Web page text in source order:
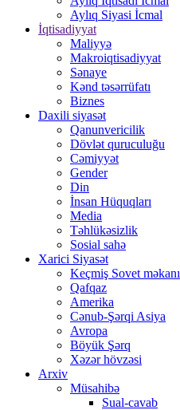
Aylıq Siyasi İcmal
İqtisadiyyat
Maliyyə
Makroiqtisadiyyat
Sənaye
Kənd təsərrüfatı
Biznes
Daxili siyasət
Qanunvericilik
Dövlət quruculuğu
Cəmiyyət
Gender
Din
İnsan Hüquqları
Media
Təhlükəsizlik
Sosial sahə
Xarici Siyasət
Keçmiş Sovet məkanı
Qafqaz
Amerika
Cənub-Şərqi Asiya
Avropa
Böyük Şərq
Xəzər hövzəsi
Arxiv
Müsahibə
Sual-cavab